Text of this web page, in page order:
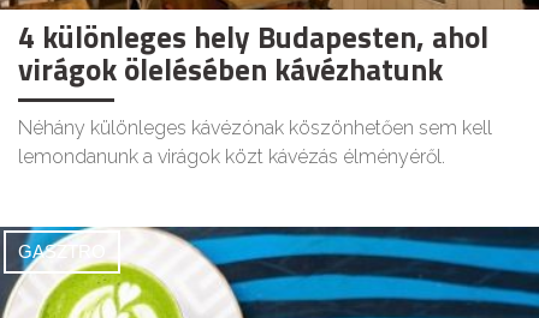
4 különleges hely Budapesten, ahol
virágok ölelésében kávézhatunk
Néhány különleges kávézónak köszönhetően sem kell
lemondanunk a virágok közt kávézás élményéről.
GASZTRO